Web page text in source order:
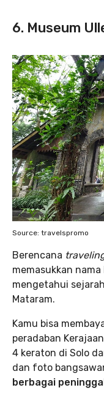
6. Museum
Source: travelspromo
Berencana
memasukkan
mengetahui
Mataram.
Kamu bisa
peradaban
4 keraton di Solo
dan foto
berbagai